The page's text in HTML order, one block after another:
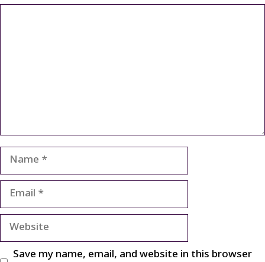
Name
Email
Website
Save my name, email, and website in this browser